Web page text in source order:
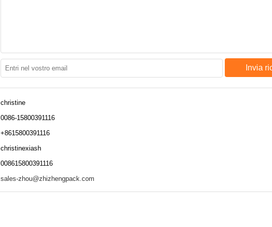
Invia
christine
0086-15800391116
+8615800391116
christinexiash
008615800391116
sales-zhou@zhizhengpack.com